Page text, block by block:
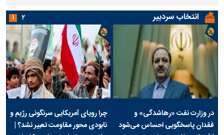
انتخاب سردبیر
در وزارت نفت «رهاشدگی» و
فقدان پاسخگویی احساس می‌شود
چرا رویای آمریکایی سرنگونی رژیم و
نابودی محور مقاومت تعبیر نشد؟ |
۱ ۲